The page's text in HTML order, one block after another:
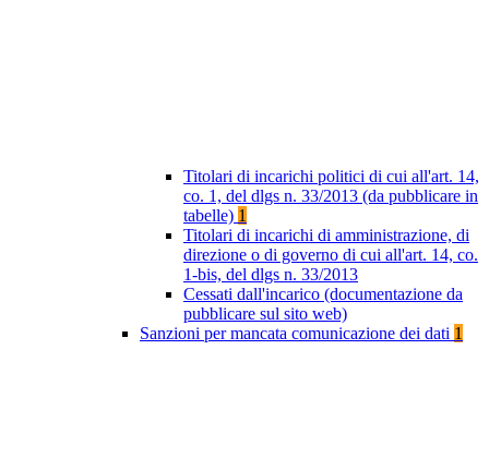
Titolari di incarichi politici di cui all'art. 14,
co. 1, del dlgs n. 33/2013 (da pubblicare in
tabelle) 1
Titolari di incarichi di amministrazione, di
direzione o di governo di cui all'art. 14, co.
1-bis, del dlgs n. 33/2013
Cessati dall'incarico (documentazione da
pubblicare sul sito web)
Sanzioni per mancata comunicazione dei dati 1